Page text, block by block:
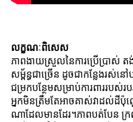
លក្ខណៈពិសេស
ភាពងាយស្រួលនៃការប្រើប្រាស់ ត
សម្ព័ន្ធជាច្រើន ដូចជាកន្លែងរស់ន
ជម្រកបន្ថែមសម្រាប់ការពាររបស់
អ្នក​មិន​ត្រឹម​តែ​អាច​គាស់​វា​ដល់​ដី​ប៉ុណ្
ណា​ដែល​មាន​ដែរ។ភាពបត់បែន ក្